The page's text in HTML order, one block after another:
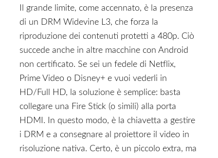
Il grande limite, come accennato, è la presenza
di un DRM Widevine L3, che forza la
riproduzione dei contenuti protetti a 480p. Ciò
succede anche in altre macchine con Android
non certificato. Se sei un fedele di Netflix,
Prime Video o Disney+ e vuoi vederli in
HD/Full HD, la soluzione è semplice: basta
collegare una Fire Stick (o simili) alla porta
HDMI. In questo modo, è la chiavetta a gestire
i DRM e a consegnare al proiettore il video in
risoluzione nativa. Certo, è un piccolo extra, ma